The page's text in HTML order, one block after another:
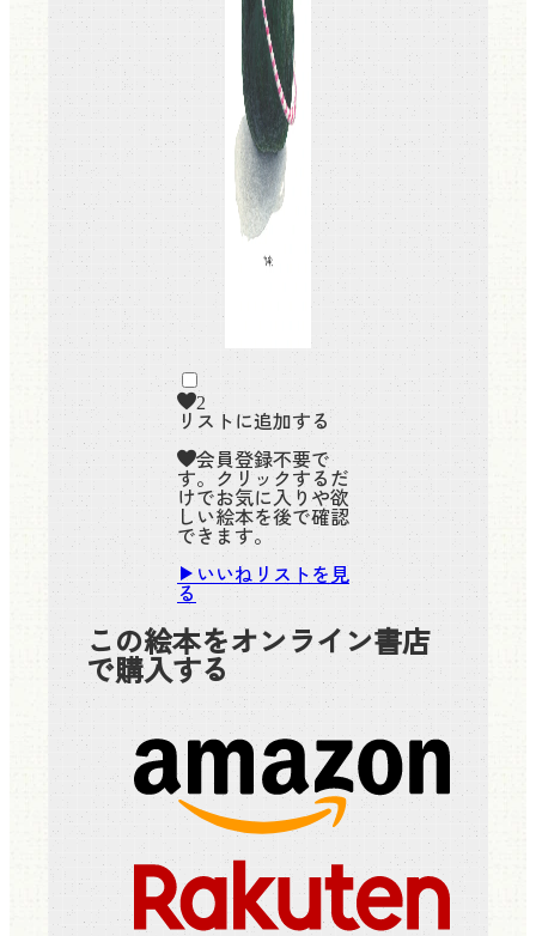
2
リストに追加する
会員登録不要で
す。クリックするだ
けでお気に入りや欲
しい絵本を後で確認
できます。
いいねリストを見
る
この絵本をオンライン書店
で購入する